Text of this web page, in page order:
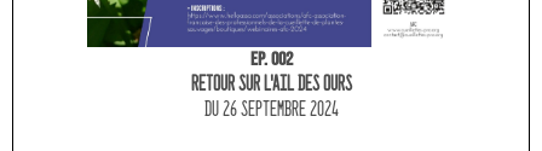
Ep. 002
RETOUR SUR L'AIL DES OURS
du 26 septEMBRE 2024